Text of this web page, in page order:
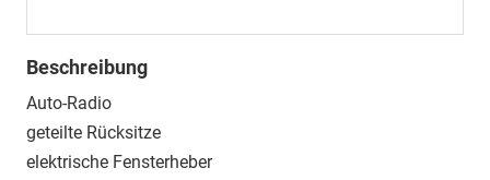
Beschreibung
Auto-Radio
geteilte Rücksitze
elektrische Fensterheber